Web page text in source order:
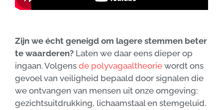
Zijn we écht geneigd om lagere stemmen beter
te waarderen? Laten we daar eens dieper op
ingaan. Volgens de polyvagaaltheorie wordt ons
gevoel van veiligheid bepaald door signalen die
we ontvangen van mensen uit onze omgeving:
gezichtsuitdrukking, lichaamstaal en stemgeluid.